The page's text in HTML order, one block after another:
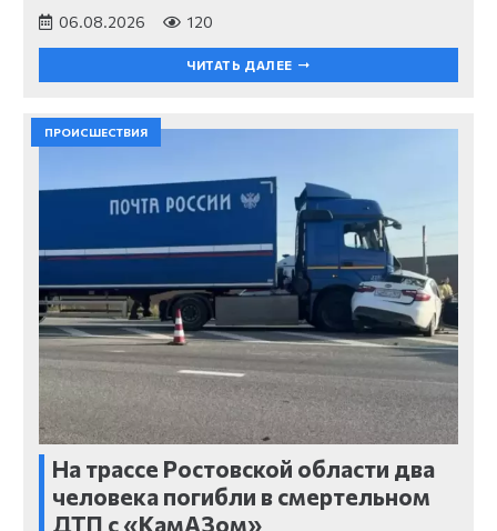
06.08.2026 120
ЧИТАТЬ ДАЛЕЕ
ПРОИСШЕСТВИЯ
На трассе Ростовской области два
человека погибли в смертельном
ДТП с «КамАЗом»